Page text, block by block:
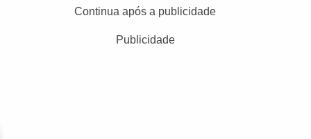
Continua após a publicidade
Publicidade